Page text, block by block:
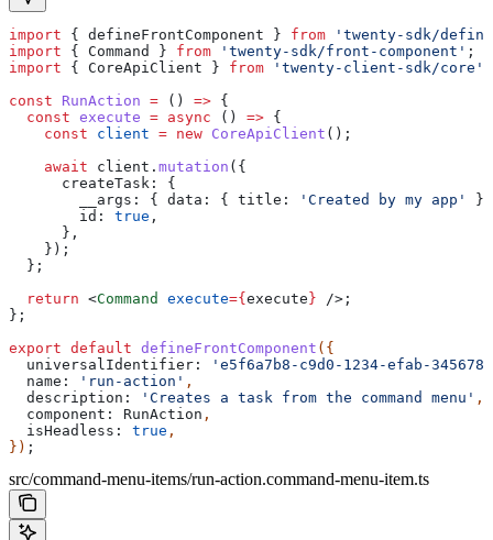
import { defineFrontComponent } from 'twenty-sdk/
import { Command } from 'twenty-sdk/front-component' ;
import { CoreApiClient } from 'twenty-client-sdk/core'
const RunAction = () => {
  const
execute = async () => {
    const
client = new CoreApiClient ();
    await
client . mutation ({
      createTask:
{
        __args:
{ data: { title: 'Created by my app'
}
        id:
true ,
      },
    });
  };
  return
<Command execute={ execute } /> ;
};
export default defineFrontComponent ({
  universalIdentifier:
'e5f6a7b8-c9d0-1234-efab-
  name:
'run-action' ,
  description:
'Creates a task from the command menu' ,
  component:
RunAction ,
  isHeadless:
true ,
}) ;
src/command-menu-items/run-action.command-menu-item.ts